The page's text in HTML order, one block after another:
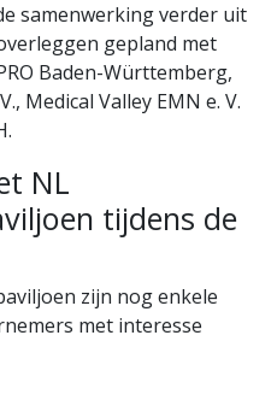
samenwerking verder uit
gepland met
Baden-Württemberg,
Medical Valley EMN e. V.
NL
tijdens de
zijn nog enkele
met interesse